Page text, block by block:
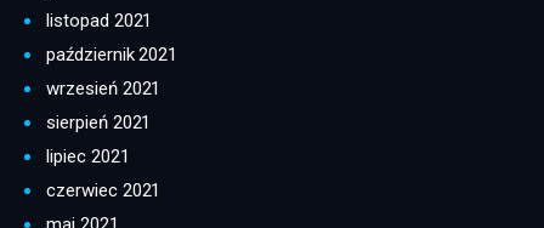
listopad 2021
październik 2021
wrzesień 2021
sierpień 2021
lipiec 2021
czerwiec 2021